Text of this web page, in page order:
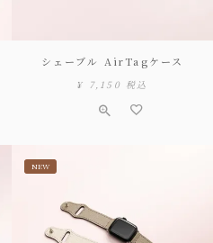
シェーブル AirTagケース
¥ 7,150 税込
NEW